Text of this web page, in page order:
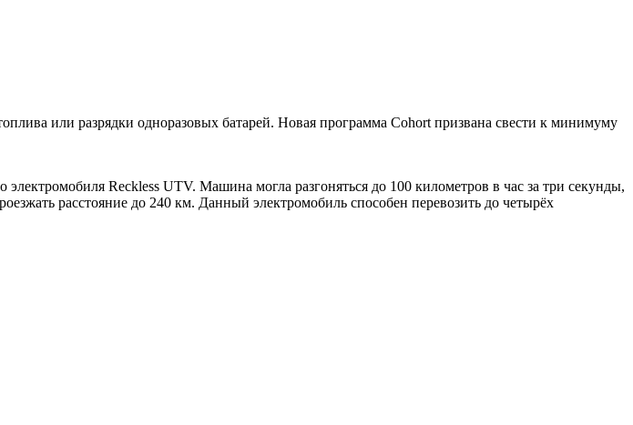
или разрядки одноразовых батарей. Новая программа Cohort призвана свести к минимуму
Reckless UTV. Машина могла разгоняться до 100 километров в час за три секунды,
расстояние до 240 км. Данный электромобиль способен перевозить до четырёх